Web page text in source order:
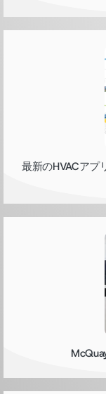
最新のHVACアプ